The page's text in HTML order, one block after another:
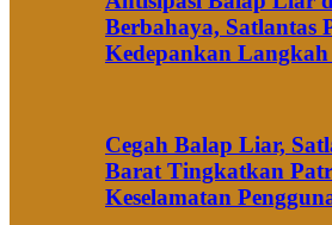
Berbahaya, Satlantas
Kedepankan
Cegah Balap Liar,
Barat Tingkatkan
Keselamatan